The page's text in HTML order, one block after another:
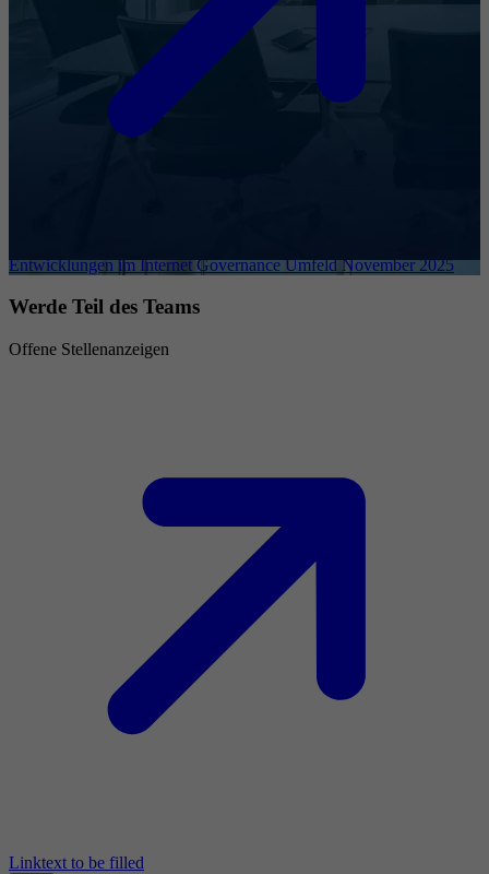
Entwicklungen im Internet Governance Umfeld November 2025
Werde Teil des Teams
Offene Stellenanzeigen
Linktext to be filled